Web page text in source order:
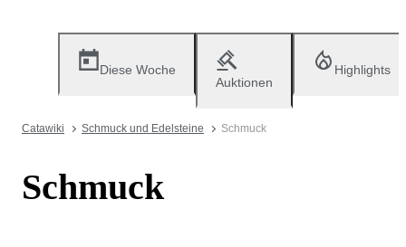
Diese Woche
Auktionen
Highlights
Catawiki Schmuck und Edelsteine Schmuck
Schmuck